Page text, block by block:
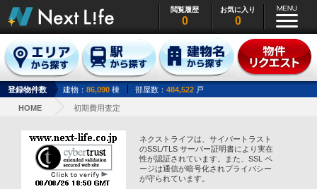
閲覧履歴
0
お気に入り
0
登録物件数 建物： 86,090 棟 部屋数： 484,522 戸
HOME 初期費用査定
ネクストライフは、サイバートラスト
のSSL/TLS サーバー証明書により実在
性が認証されています。また、SSL ペ
ージは通信が暗号化されプライバシー
が守られています。